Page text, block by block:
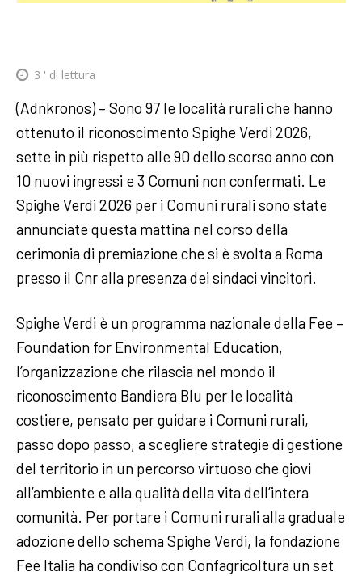
3 ' di lettura
(Adnkronos) – Sono 97 le località rurali che hanno
ottenuto il riconoscimento Spighe Verdi 2026,
sette in più rispetto alle 90 dello scorso anno con
10 nuovi ingressi e 3 Comuni non confermati. Le
Spighe Verdi 2026 per i Comuni rurali sono state
annunciate questa mattina nel corso della
cerimonia di premiazione che si è svolta a Roma
presso il Cnr alla presenza dei sindaci vincitori.
Spighe Verdi è un programma nazionale della Fee –
Foundation for Environmental Education,
l’organizzazione che rilascia nel mondo il
riconoscimento Bandiera Blu per le località
costiere, pensato per guidare i Comuni rurali,
passo dopo passo, a scegliere strategie di gestione
del territorio in un percorso virtuoso che giovi
all’ambiente e alla qualità della vita dell’intera
comunità. Per portare i Comuni rurali alla graduale
adozione dello schema Spighe Verdi, la fondazione
Fee Italia ha condiviso con Confagricoltura un set